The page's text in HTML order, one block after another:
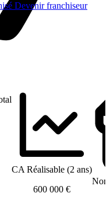
Devenir franchiseur
CA Réalisable (2 ans)
600 000 €